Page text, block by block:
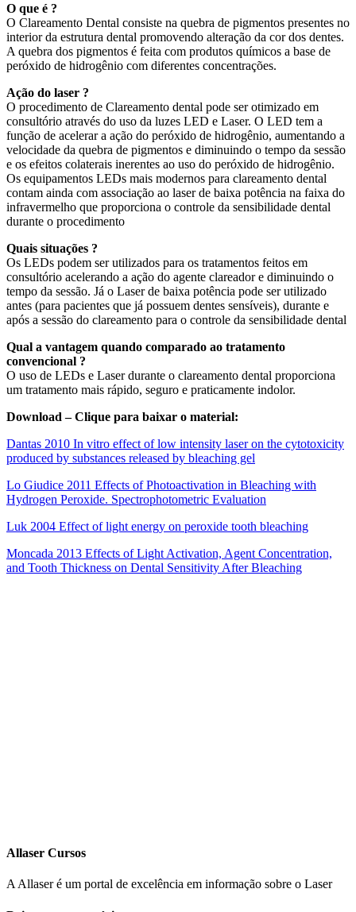
O que é ?
O Clareamento Dental consiste na quebra de pigmentos presentes no
interior da estrutura dental promovendo alteração da cor dos dentes.
A quebra dos pigmentos é feita com produtos químicos a base de
peróxido de hidrogênio com diferentes concentrações.
Ação do laser ?
O procedimento de Clareamento dental pode ser otimizado em
consultório através do uso da luzes LED e Laser. O LED tem a
função de acelerar a ação do peróxido de hidrogênio, aumentando a
velocidade da quebra de pigmentos e diminuindo o tempo da sessão
e os efeitos colaterais inerentes ao uso do peróxido de hidrogênio.
Os equipamentos LEDs mais modernos para clareamento dental
contam ainda com associação ao laser de baixa potência na faixa do
infravermelho que proporciona o controle da sensibilidade dental
durante o procedimento
Quais situações ?
Os LEDs podem ser utilizados para os tratamentos feitos em
consultório acelerando a ação do agente clareador e diminuindo o
tempo da sessão. Já o Laser de baixa potência pode ser utilizado
antes (para pacientes que já possuem dentes sensíveis), durante e
após a sessão do clareamento para o controle da sensibilidade dental
Qual a vantagem quando comparado ao tratamento
convencional ?
O uso de LEDs e Laser durante o clareamento dental proporciona
um tratamento mais rápido, seguro e praticamente indolor.
Download – Clique para baixar o material:
Dantas 2010 In vitro effect of low intensity laser on the cytotoxicity
produced by substances released by bleaching gel
Lo Giudice 2011 Effects of Photoactivation in Bleaching with
Hydrogen Peroxide. Spectrophotometric Evaluation
Luk 2004 Effect of light energy on peroxide tooth bleaching
Moncada 2013 Effects of Light Activation, Agent Concentration,
and Tooth Thickness on Dental Sensitivity After Bleaching
Allaser Cursos
A Allaser é um portal de excelência em informação sobre o Laser